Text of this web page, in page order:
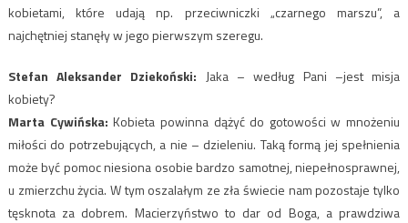
kobietami, które udają np. przeciwniczki „czarnego marszu”, a
najchętniej stanęły w jego pierwszym szeregu.
Stefan Aleksander Dziekoński: Jaka – według Pani –jest misja
kobiety?
Marta Cywińska: Kobieta powinna dążyć do gotowości w mnożeniu
miłości do potrzebujących, a nie – dzieleniu. Taką formą jej spełnienia
może być pomoc niesiona osobie bardzo samotnej, niepełnosprawnej,
u zmierzchu życia. W tym oszalałym ze zła świecie nam pozostaje tylko
tęsknota za dobrem. Macierzyństwo to dar od Boga, a prawdziwa